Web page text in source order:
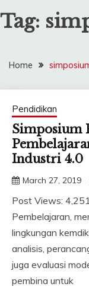
Tag:
Home
Pendidikan
Simposium
Industri 4.0
March 27, 2019
Post Views:
Pembelajaran,
lingkungan
analisis,
juga evaluasi
pembina untuk